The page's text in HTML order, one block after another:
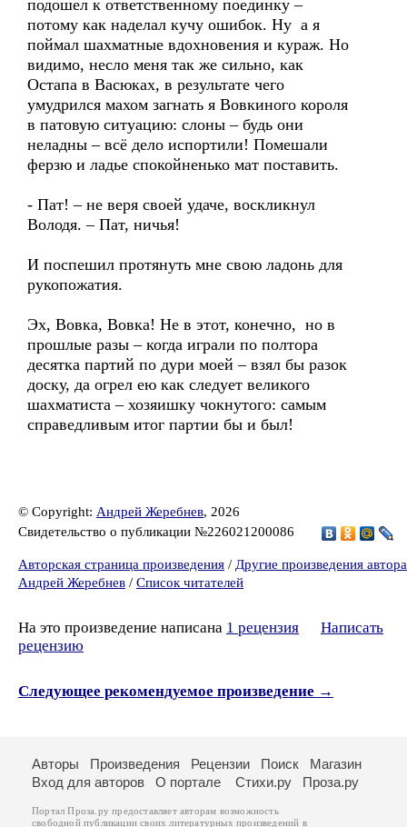
подошел к ответственному поединку –
потому как наделал кучу ошибок. Ну а я
поймал шахматные вдохновения и кураж. Но
видимо, несло меня так же сильно, как
Остапа в Васюках, в результате чего
умудрился махом загнать я Вовкиного короля
в патовую ситуацию: слоны – будь они
неладны – всё дело испортили! Помешали
ферзю и ладье спокойненько мат поставить.
- Пат! – не веря своей удаче, воскликнул
Володя. – Пат, ничья!
И поспешил протянуть мне свою ладонь для
рукопожатия.
Эх, Вовка, Вовка! Не в этот, конечно, но в
прошлые разы – когда играли по полтора
десятка партий по дури моей – взял бы разок
доску, да огрел ею как следует великого
шахматиста – хозяишку чокнутого: самым
справедливым итог партии бы и был!
© Copyright: Андрей Жеребнев, 2026
Свидетельство о публикации №226021200086
Авторская страница произведения / Другие произведения автора
Андрей Жеребнев / Список читателей
На это произведение написана 1 рецензия
Написать
рецензию
Следующее рекомендуемое произведение →
Авторы Произведения Рецензии Поиск
Магазин
Вход для авторов
О портале Стихи.ру Проза.ру
Портал Проза.ру предоставляет авторам возможность
свободной публикации своих литературных произведений в